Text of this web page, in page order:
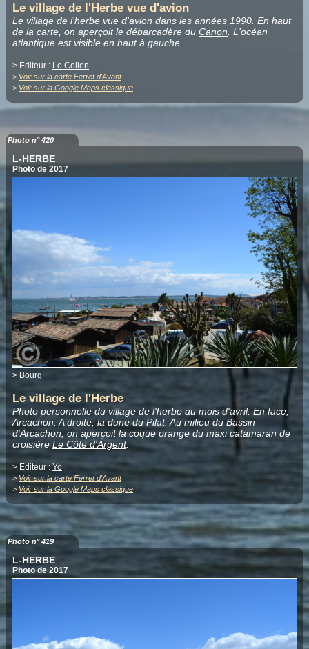
Le village de l'Herbe vue d'avion
Le village de l'herbe vue d'avion dans les années 1990. En haut
de la carte, on aperçoit le débarcadère du Canon . L'océan
atlantique est visible en haut à gauche.
> Editeur : Le Collen
> Voir sur la carte Ferret d'Avant
> Voir sur la Google Maps classique
Photo n° 420
L-HERBE
Photo de 2017
> Bourg
Le village de l'Herbe
Photo personnelle du village de l'herbe au mois d'avril. En face,
Arcachon. A droite, la dune du Pilat. Au milieu du Bassin
d'Arcachon, on aperçoit la coque orange du maxi catamaran de
croisière Le Côte d'Argent.
> Editeur :Yo
>Voir sur la carte Ferret d'Avant
> Voir sur la Google Maps classique
Photo n° 419
L-HERBE
Photo de 2017